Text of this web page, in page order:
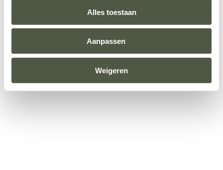
Alles toestaan
Aanpassen
Weigeren